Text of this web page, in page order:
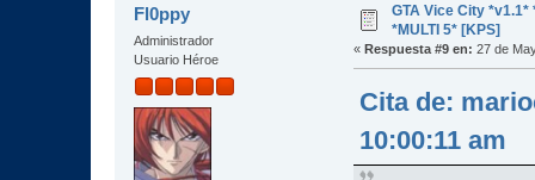
Fl0ppy
Administrador
Usuario Héroe
GTA Vice City *v1.1*
*MULTI 5* [KPS]
« Respuesta #9 en: 27 de
Cita de:
10:00:11 am